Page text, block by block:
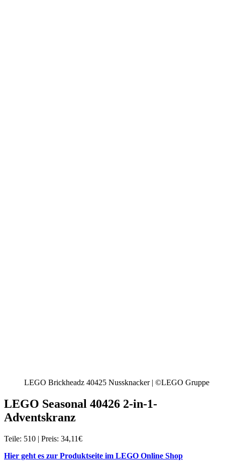
LEGO Brickheadz 40425 Nussknacker | ©LEGO Gruppe
LEGO Seasonal 40426 2-in-1-
Adventskranz
Teile: 510 | Preis: 34,11€
Hier geht es zur Produktseite im LEGO Online Shop